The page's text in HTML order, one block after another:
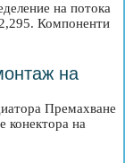
на потока
Компоненти
на
Премахване
конектора на